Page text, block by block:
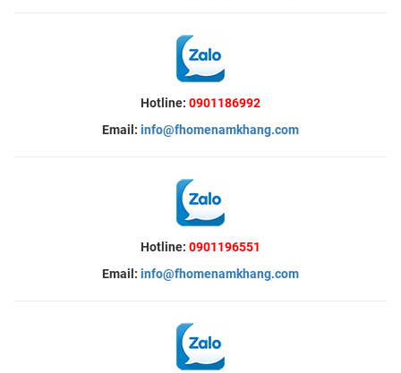
Hotline: 0901186992
Email: info@fhomenamkhang.com
Hotline: 0901196551
Email: info@fhomenamkhang.com